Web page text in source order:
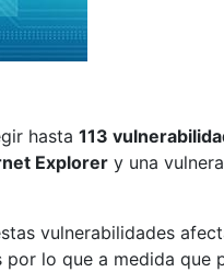
hasta 113
Explorer y una
vulnerabilidades
lo que a medida que